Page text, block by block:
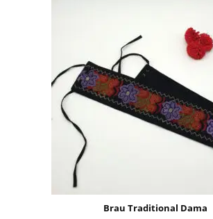
Brau Traditional Dama